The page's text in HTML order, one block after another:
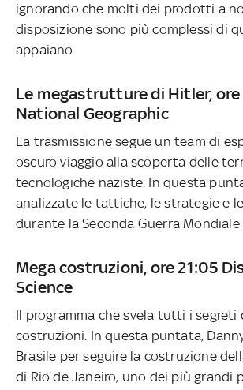
ignorando che molti dei prodotti a
disposizione sono più complessi di
appaiano.
Le megastrutture di Hitler, ore
National Geographic
La trasmissione segue un team di
oscuro viaggio alla scoperta delle
tecnologiche naziste. In questa
analizzate le tattiche, le strategie e
durante la Seconda Guerra
Mega costruzioni, ore 21:05
Science
Il programma che svela tutti i segreti
costruzioni. In questa puntata,
Brasile per seguire la costruzione
di Rio de Janeiro, uno dei più grandi